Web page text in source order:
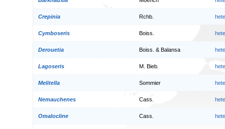
Crepinia Rchb.
Cymboseris Boiss.
Derouetia Boiss. & Balansa
Lagoseris M. Bieb.
Melitella Sommier
Nemauchenes Cass.
Omalocline Cass.